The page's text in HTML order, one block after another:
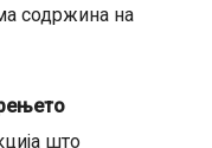
содржина на
што